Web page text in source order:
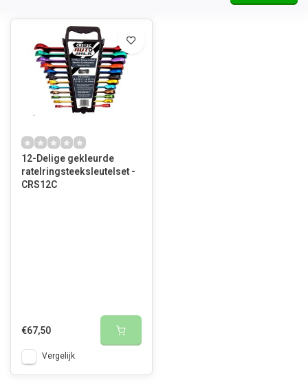
12-Delige gekleurde
ratelringsteeksleutelset -
CRS12C
€67,50
Vergelijk